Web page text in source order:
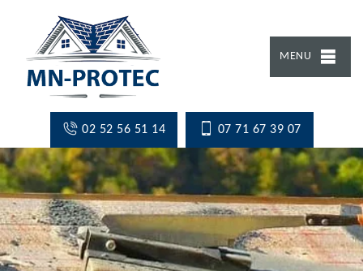
MENU
02 52 56 51 14 07 71 67 39 07